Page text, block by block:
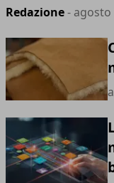
Redazione- agosto